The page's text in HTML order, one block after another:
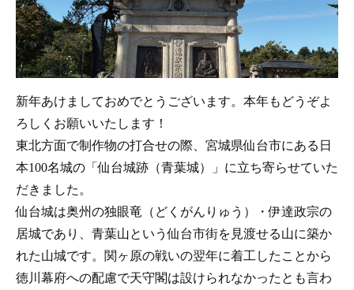
新年あけましておめでとうございます。本年もどうぞよ
ろしくお願いいたします！
東北方面で制作物の打合せの際、宮城県仙台市にある日
本100名城の「仙台城跡（青葉城）」に立ち寄らせていた
だきました。
仙台城は奥州の独眼竜（どくがんりゅう）・伊達政宗の
居城であり、青葉山という仙台市街を見渡せる山に築か
れた山城です。関ヶ原の戦いの翌年に着工したことから
徳川幕府への配慮で天守閣は設けられなかったとも言わ